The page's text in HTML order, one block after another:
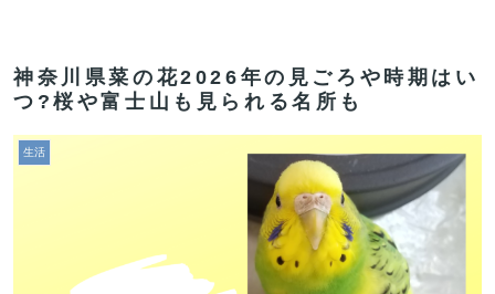
神奈川県菜の花2026年の見ごろや時期はい
つ?桜や富士山も見られる名所も
生活